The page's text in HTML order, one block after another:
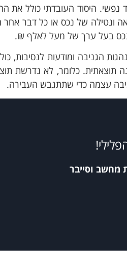
נפשי. היסוד העובדתי כולל
לעיל נשיאה ונטילה של נכס או כל
הנכס בעל ערך של מעל לאלף ₪.
הגניבה ומודעות לנסיבות,
תוצאתית. כלומר, לא נדרשת
עצמה כדי שתתגבש העבירה.
מחשב וסייבר